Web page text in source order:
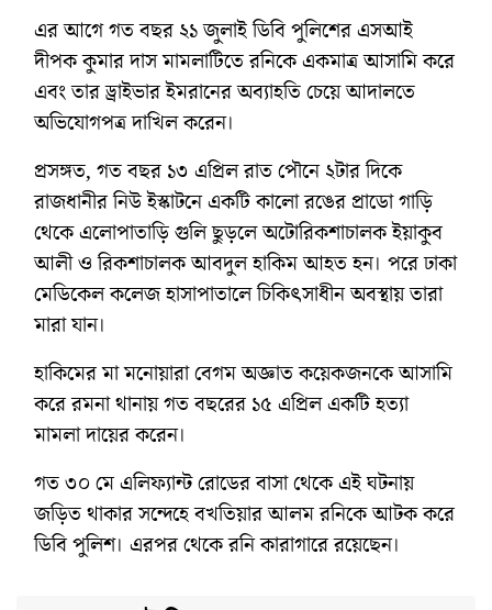
এর আগে গত বছর ২১ জুলাই ডিবি পুলিশের এসআই
দীপক কুমার দাস মামলাটিতে রনিকে একমাত্র আসামি করে
এবং তার ড্রাইভার ইমরানের অব্যাহতি চেয়ে আদালতে
অভিযোগপত্র দাখিল করেন।
প্রসঙ্গত, গত বছর ১৩ এপ্রিল রাত পৌনে ২টার দিকে
রাজধানীর নিউ ইস্কাটনে একটি কালো রঙের প্রাডো গাড়ি
থেকে এলোপাতাড়ি গুলি ছুড়লে অটোরিকশাচালক ইয়াকুব
আলী ও রিকশাচালক আবদুল হাকিম আহত হন। পরে ঢাকা
মেডিকেল কলেজ হাসাপাতালে চিকিৎসাধীন অবস্থায় তারা
মারা যান।
হাকিমের মা মনোয়ারা বেগম অজ্ঞাত কয়েকজনকে আসামি
করে রমনা থানায় গত বছরের ১৫ এপ্রিল একটি হত্যা
মামলা দায়ের করেন।
গত ৩০ মে এলিফ্যান্ট রোডের বাসা থেকে এই ঘটনায়
জড়িত থাকার সন্দেহে বখতিয়ার আলম রনিকে আটক করে
ডিবি পুলিশ। এরপর থেকে রনি কারাগারে রয়েছেন।